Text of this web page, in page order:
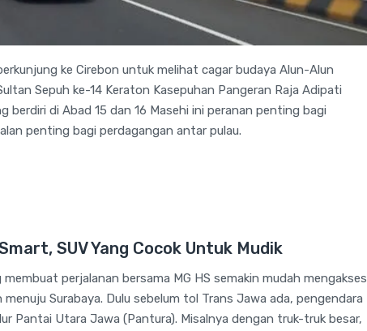
ke Cirebon untuk melihat cagar budaya Alun-Alun
Sepuh ke-14 Keraton Kasepuhan Pangeran Raja Adipati
berdiri di Abad 15 dan 16 Masehi ini peranan penting bagi
penting bagi perdagangan antar pulau.
SUV Yang Cocok Untuk Mudik
perjalanan bersama MG HS semakin mudah mengakses
Surabaya. Dulu sebelum tol Trans Jawa ada, pengendara
Pantai Utara Jawa (Pantura). Misalnya dengan truk-truk besar,